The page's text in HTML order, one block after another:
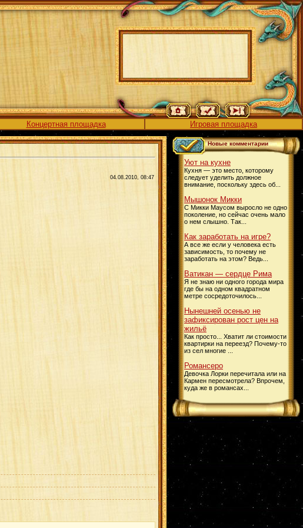
Концертная площадка Игровая площадка
04.08.2010, 08:47
Новые комментарии
Уют на кухне
Кухня — это место, которому
следует уделить должное
внимание, поскольку здесь об...
Мышонок Микки
С Микки Маусом выросло не одно
поколение, но сейчас очень мало
о нем слышно. Так...
Как заработать на игре?
А все же если у человека есть
зависимость, то почему не
заработать на этом? Ведь...
Ватикан — сердце Рима
Я не знаю ни одного города мира
где бы на одном квадратном
метре сосредоточилось...
Нынешней осенью не
зафиксирован рост цен на
жильё
Как просто... Хватит ли стоимости
квартирки на переезд? Почему-то
из сел многие ...
Романсеро
Девочка Лорки перечитала или на
Кармен пересмотрела? Впрочем,
куда же в романсах...